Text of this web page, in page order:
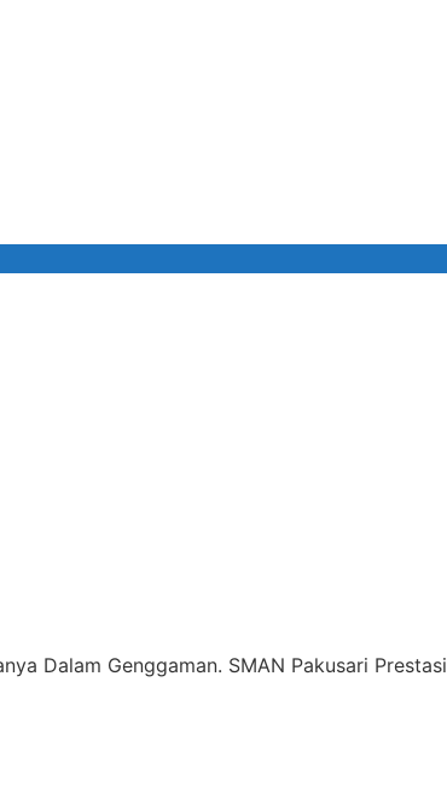
Dalam Genggaman. SMAN Pakusari Prestasi